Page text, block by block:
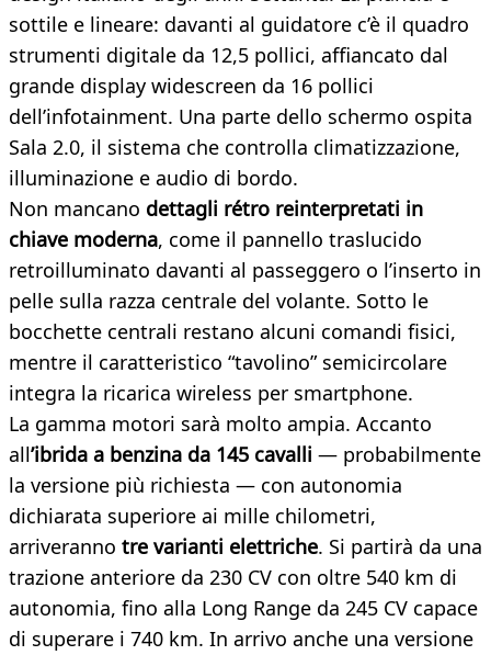
sottile e lineare: davanti al guidatore c’è il quadro
strumenti digitale da 12,5 pollici, affiancato dal
grande display widescreen da 16 pollici
dell’infotainment. Una parte dello schermo ospita
Sala 2.0, il sistema che controlla climatizzazione,
illuminazione e audio di bordo.
Non mancano dettagli rétro reinterpretati in
chiave moderna, come il pannello traslucido
retroilluminato davanti al passeggero o l’inserto in
pelle sulla razza centrale del volante. Sotto le
bocchette centrali restano alcuni comandi fisici,
mentre il caratteristico “tavolino” semicircolare
integra la ricarica wireless per smartphone.
La gamma motori sarà molto ampia. Accanto
all’ibrida a benzina da 145 cavalli — probabilmente
la versione più richiesta — con autonomia
dichiarata superiore ai mille chilometri,
arriveranno tre varianti elettriche. Si partirà da una
trazione anteriore da 230 CV con oltre 540 km di
autonomia, fino alla Long Range da 245 CV capace
di superare i 740 km. In arrivo anche una versione